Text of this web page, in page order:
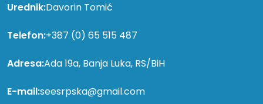
Urednik:Davorin Tomić
Telefon:+387 (0) 65 515 487
Adresa:Ada 19a, Banja Luka, RS/BiH
E-mail:seesrpska@gmail.com